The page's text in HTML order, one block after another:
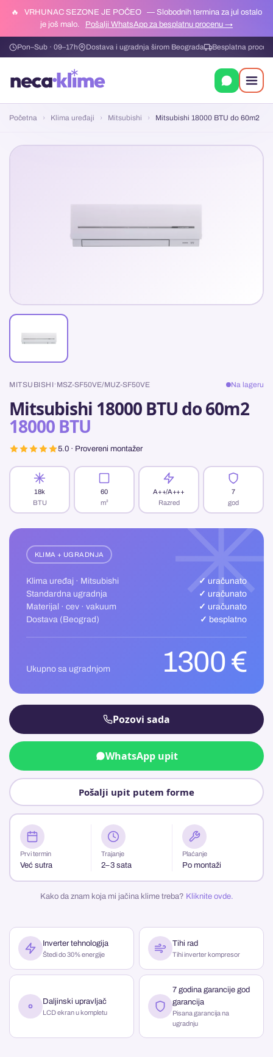
🔥 VRHUNAC SEZONE JE POČEO
— Slobodnih termina za jul ostalo
je još malo.
Pošalji WhatsApp za besplatnu procenu →
Pon–Sub · 09–17h Dostava i ugradnja širom Beograda Besplatna
Početna › Klima uređaji › Mitsubishi › Mitsubishi 18000 BTU do 60m2
MITSUBISHI · MSZ-SF50VE/MUZ-SF50VE Na lageru
Mitsubishi 18000 BTU do 60m2
18000 BTU
5.0 · Provereni montažer
18k
BTU
60
m²
A++/A+++
Razred
7
god
KLIMA + UGRADNJA
Klima uređaj · Mitsubishi
✓ uračunato
Standardna ugradnja
✓ uračunato
Materijal · cev · vakuum
✓ uračunato
Dostava (Beograd)
✓ besplatno
Ukupno sa ugradnjom 1300 €
Pozovi sada
WhatsApp upit
Pošalji upit putem forme
Prvi termin
Već sutra
Trajanje
2–3 sata
Plaćanje
Po montaži
Kako da znam koja mi jačina klime treba? Kliknite ovde.
Inverter tehnologija
Štedi do 30% energije
Tihi rad
Tihi inverter kompresor
Daljinski upravljač
LCD ekran u kompletu
7 godina garancije god
garancija
Pisana garancija na
ugradnju